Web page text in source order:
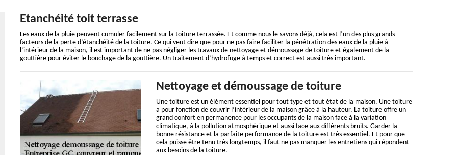
Etanchéité toit terrasse
Les eaux de la pluie peuvent cumuler facilement sur la toiture terrassée. Et comme nous le savons déjà, cela est l’un des plus grands
facteurs de la perte d’étanchéité de la toiture. Ce qui veut dire que pour ne pas faire faciliter la pénétration des eaux de la pluie à
l’intérieur de la maison, il est important de ne pas négliger les travaux de nettoyage et démoussage de toiture et également de la
gouttière pour éviter le bouchage de la gouttière. Un traitement d’hydrofuge à temps et correct est aussi très important.
Nettoyage et démoussage de toiture
Une toiture est un élément essentiel pour tout type et tout état de la maison. Une toiture
a pour fonction de couvrir l’intérieur de la maison grâce à la hauteur. La toiture offre un
grand confort en permanence pour les occupants de la maison face à la variation
climatique, à la pollution atmosphérique et aussi face aux différents bruits. Garder la
bonne résistance et la parfaite performance de la toiture est très essentiel. Et pour que
cela puisse être tenu très longtemps, il faut ne pas manquer les entretiens qui répondent
aux besoins de la toiture.